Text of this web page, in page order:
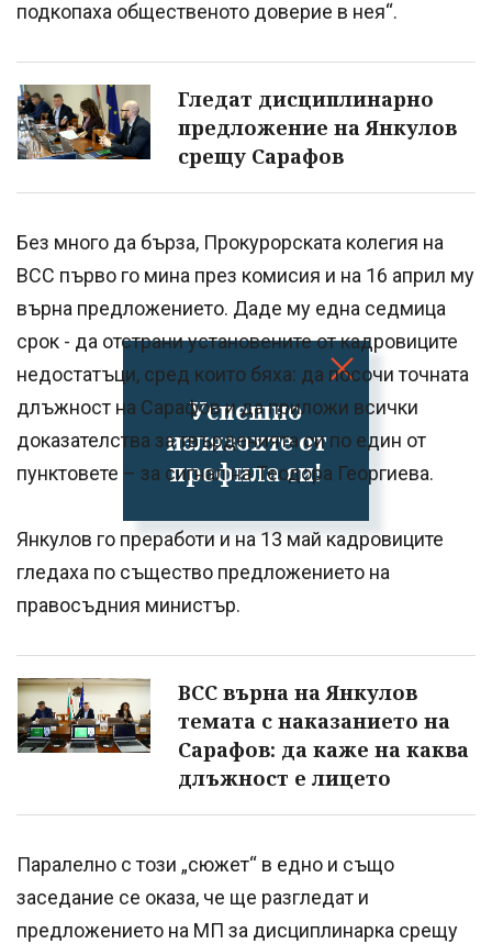
Успешно
излязохте от
профила си!
подкопаха общественото доверие в нея“.
Гледат дисциплинарно
предложение на Янкулов
срещу Сарафов
Без много да бърза, Прокурорската колегия на
ВСС първо го мина през комисия и на 16 април му
върна предложението. Даде му една седмица
срок - да отстрани установените от кадровиците
недостатъци, сред които бяха: да посочи точната
длъжност на Сарафов и да приложи всички
доказателства за твърденията си по един от
пунктовете – за сигнал на Теодора Георгиева.
Янкулов го преработи и на 13 май кадровиците
гледаха по същество предложението на
правосъдния министър.
ВСС върна на Янкулов
темата с наказанието на
Сарафов: да каже на каква
длъжност е лицето
Паралелно с този „сюжет“ в едно и също
заседание се оказа, че ще разгледат и
предложението на МП за дисциплинарка срещу